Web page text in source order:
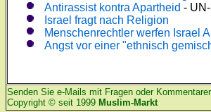
Antirassist kontra Apartheid -
Israel fragt nach Religion
Menschenrechtler werfen Israel
Angst vor einer "ethnisch
Senden Sie e-Mails mit Fragen oder
Copyright © seit 1999 Muslim-Markt